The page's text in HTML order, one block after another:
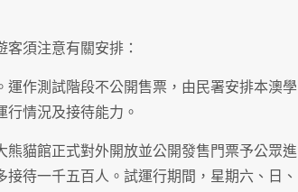
須注意有關安排：
作測試階段不公開售票，由民署安排本澳學
情況及接待能力。
貓館正式對外開放並公開發售門票予公眾進
待一千五百人。試運行期間，星期六、日、